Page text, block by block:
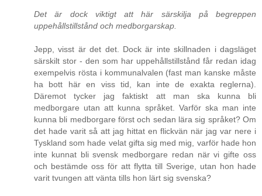
Det är dock viktigt att här särskilja på begreppen
uppehållstillstånd och medborgarskap.
Jepp, visst är det det. Dock är inte skillnaden i dagsläget
särskilt stor - den som har uppehållstillstånd får redan idag
exempelvis rösta i kommunalvalen (fast man kanske måste
ha bott här en viss tid, kan inte de exakta reglerna).
Däremot tycker jag faktiskt att man ska kunna bli
medborgare utan att kunna språket. Varför ska man inte
kunna bli medborgare först och sedan lära sig språket? Om
det hade varit så att jag hittat en flickvän när jag var nere i
Tyskland som hade velat gifta sig med mig, varför hade hon
inte kunnat bli svensk medborgare redan när vi gifte oss
och bestämde oss för att flytta till Sverige, utan hon hade
varit tvungen att vänta tills hon lärt sig svenska?